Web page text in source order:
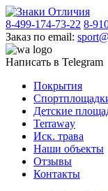
8-499-174-73-22 8-
Заказ по email:
Написать в Telegram
Покрытия
Детские
Terraway
Иск. трава
Наши объекты
Отзывы
Контакты